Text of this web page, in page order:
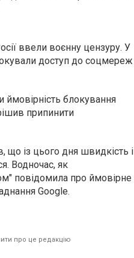
ввели воєнну цензуру. У
доступ до соцмереж
ймовірність блокування
припинити
що із цього дня швидкість і
Водночас, як
повідомила про ймовірне
Google.
про це редакцію